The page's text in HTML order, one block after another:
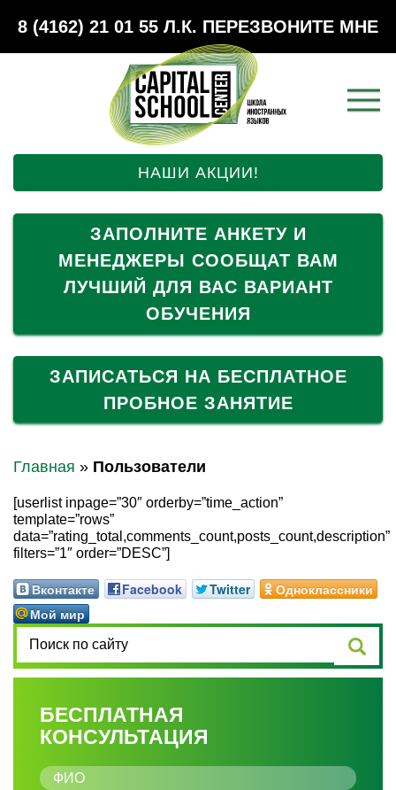
8 (4162) 21 01 55 Л.К. ПЕРЕЗВОНИТЕ МНЕ
НАШИ АКЦИИ!
ЗАПОЛНИТЕ АНКЕТУ И
МЕНЕДЖЕРЫ СООБЩАТ ВАМ
ЛУЧШИЙ ДЛЯ ВАС ВАРИАНТ
ОБУЧЕНИЯ
ЗАПИСАТЬСЯ НА БЕСПЛАТНОЕ
ПРОБНОЕ ЗАНЯТИЕ
Главная » Пользователи
[userlist inpage=”30″ orderby=”time_action”
template=”rows”
data=”rating_total,comments_count,posts_count,description”
filters=”1″ order=”DESC”]
Вконтакте Facebook Twitter
Одноклассники
Мой мир
БЕСПЛАТНАЯ
КОНСУЛЬТАЦИЯ